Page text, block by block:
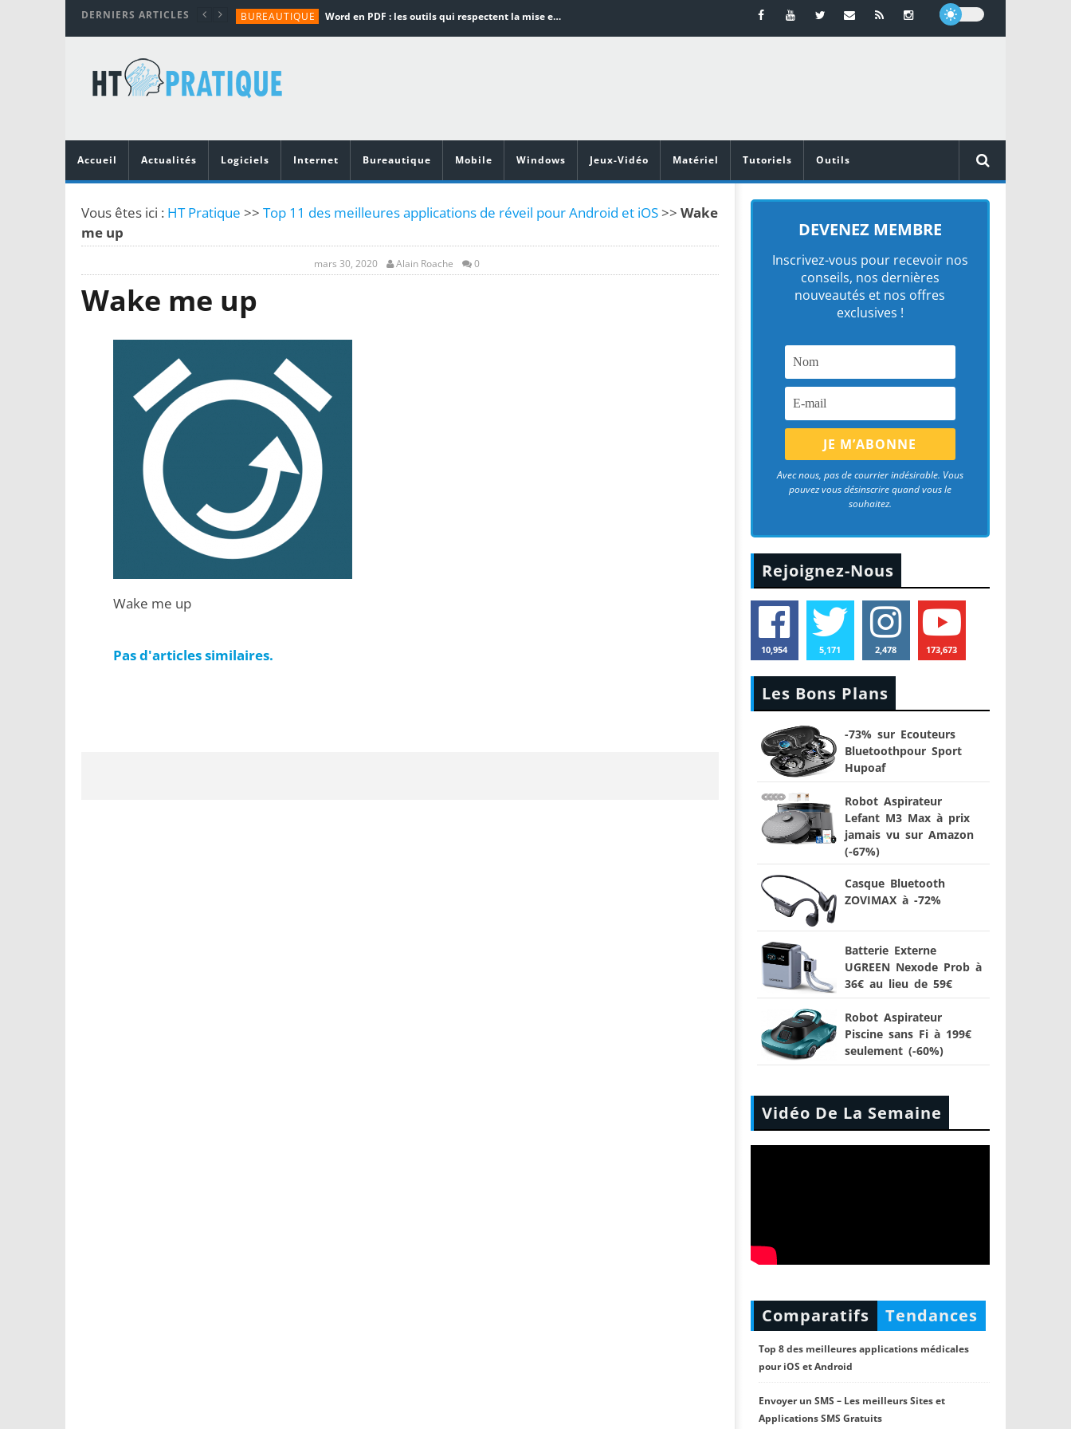
DERNIERS ARTICLES BUREAUTIQUE Word en PDF : les outils qui respectent la mise en page
TUTORIALS
MATÉRIEL
Vidéoprojecteurs Asus : Top 6 des meilleurs modèles de la marque
Accueil
Actualités Logiciels Internet Bureautique Mobile Windows Jeux-Vidéo Matériel Tutoriels Outils
Vous êtes ici : HT Pratique >> Top 11 des meilleures applications de réveil pour Android et iOS>> Wake
me up
mars 30, 2020 Alain Roache 0
Wake me up
Wake me up
Pas d'articles similaires.
DEVENEZ MEMBRE
Inscrivez-vous pour recevoir nos
conseils, nos dernières
nouveautés et nos offres
exclusives !
Avec nous, pas de courrier indésirable. Vous
pouvez vous désinscrire quand vous le
souhaitez.
Rejoignez-Nous
10,954 5,171 2,478 173,673
Les Bons Plans
-73% sur Ecouteurs
Bluetoothpour Sport
Hupoaf
Robot Aspirateur
Lefant M3 Max à prix
jamais vu sur Amazon
(-67%)
Casque Bluetooth
ZOVIMAX à -72%
Batterie Externe
UGREEN Nexode Prob à
36€ au lieu de 59€
Robot Aspirateur
Piscine sans Fi à 199€
seulement (-60%)
Vidéo De La Semaine
Comparatifs Tendances
Top 8 des meilleures applications médicales
pour iOS et Android
Envoyer un SMS – Les meilleurs Sites et
Applications SMS Gratuits